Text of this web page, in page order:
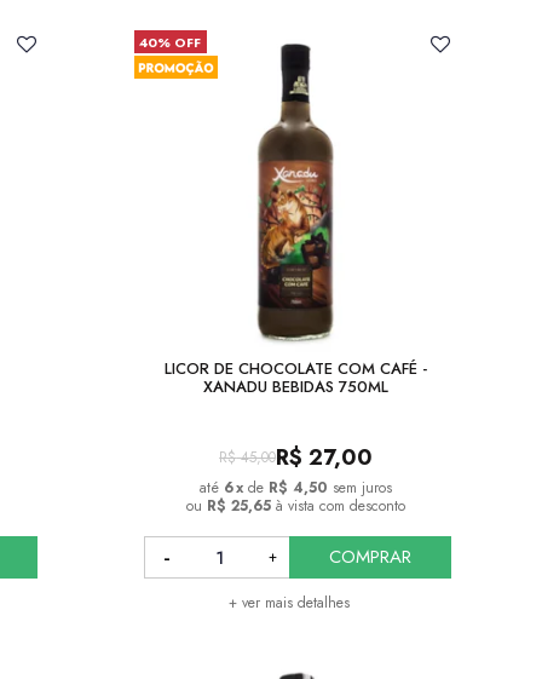
40% OFF
LICOR DE CHOCOLATE COM CAFÉ -
XANADU BEBIDAS 750ML
R$ 45,00R$ 27,00
6x de R$ 4,50 sem juros
ou R$ 25,65à vista com desconto
+ ver mais detalhes
COMPRAR